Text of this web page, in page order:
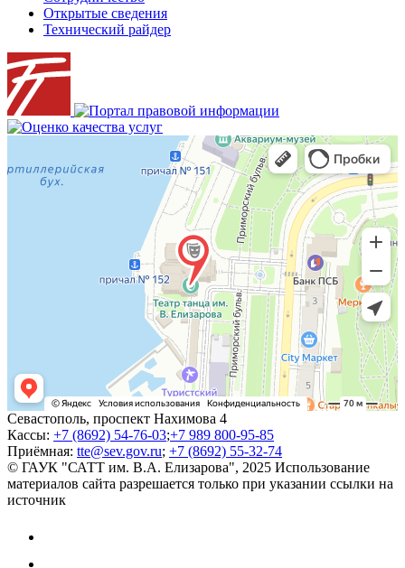
Открытые сведения
Технический райдер
Севастополь, проспект Нахимова 4
Кассы: +7 (8692) 54-76-03;+7 989 800-95-85
Приёмная: tte@sev.gov.ru; +7 (8692) 55-32-74
© ГАУК "САТТ им. В.А. Елизарова", 2025 Использование
материалов сайта разрешается только при указании ссылки на
источник